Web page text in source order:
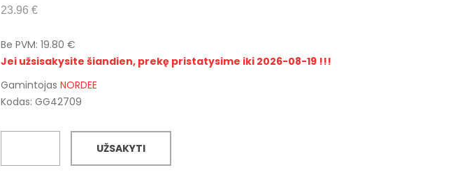
23.96 €
Be PVM: 19.80 €
Jei užsisakysite šiandien, prekę pristatysime iki 2026-08-19 !!!
Gamintojas NORDEE
Kodas: GG42709
UŽSAKYTI